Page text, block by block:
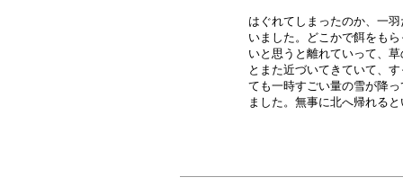
はぐれてしまったのか、一
いました。どこかで餌をも
いと思うと離れていって、
とまた近づいてきていて、
ても一時すごい量の雪が降